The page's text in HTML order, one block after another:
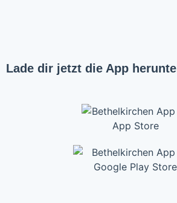
Lade dir jetzt die App